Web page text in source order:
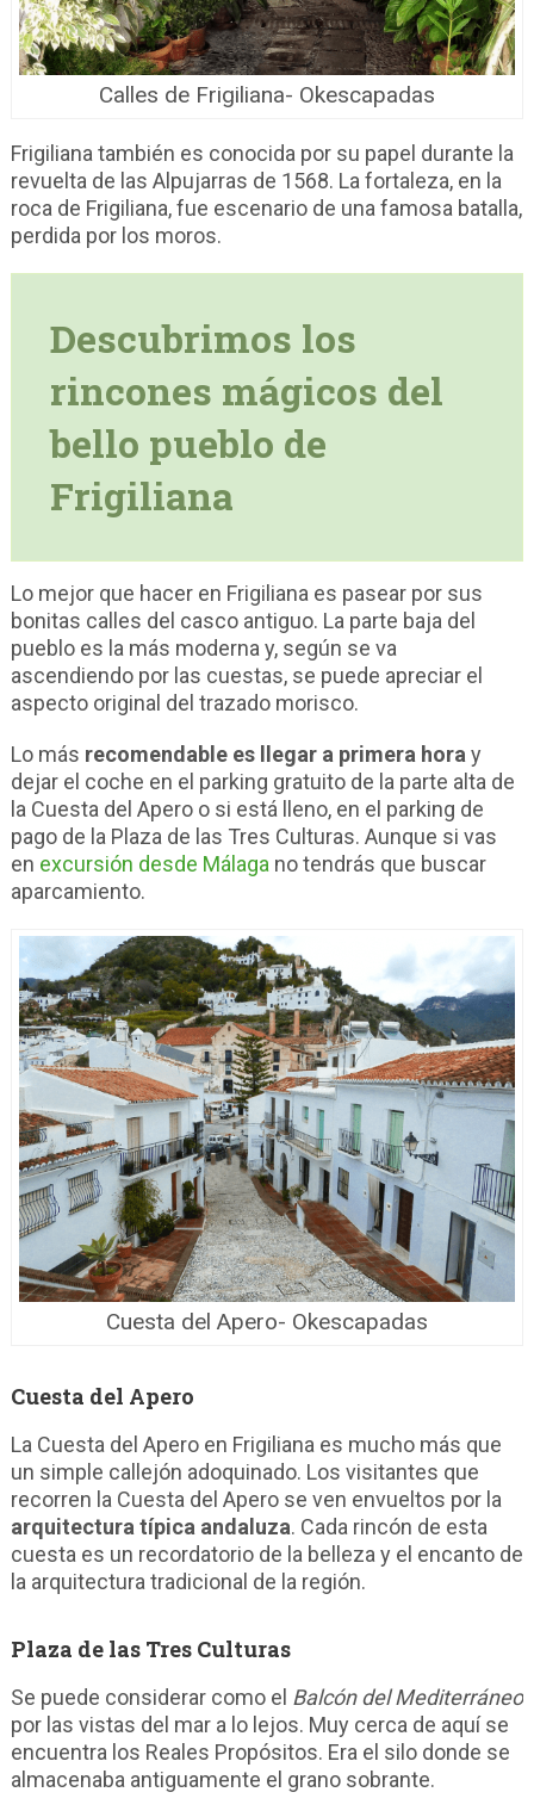
Calles de Frigiliana- Okescapadas
Frigiliana también es conocida por su papel durante la
revuelta de las Alpujarras de 1568. La fortaleza, en la
roca de Frigiliana, fue escenario de una famosa batalla,
perdida por los moros.
Descubrimos los
rincones mágicos del
bello pueblo de
Frigiliana
Lo mejor que hacer en Frigiliana es pasear por sus
bonitas calles del casco antiguo. La parte baja del
pueblo es la más moderna y, según se va
ascendiendo por las cuestas, se puede apreciar el
aspecto original del trazado morisco.
Lo más recomendable es llegar a primera horay
dejar el coche en el parking gratuito de la parte alta de
la Cuesta del Apero o si está lleno, en el parking de
pago de la Plaza de las Tres Culturas. Aunque si vas
en excursión desde Málagano tendrás que buscar
aparcamiento.
Cuesta del Apero- Okescapadas
Cuesta del Apero
La Cuesta del Apero en Frigiliana es mucho más que
un simple callejón adoquinado. Los visitantes que
recorren la Cuesta del Apero se ven envueltos por la
arquitectura típica andaluza. Cada rincón de esta
cuesta es un recordatorio de la belleza y el encanto de
la arquitectura tradicional de la región.
Plaza de las Tres Culturas
Se puede considerar como el Balcón del Mediterráneo
por las vistas del mar a lo lejos. Muy cerca de aquí se
encuentra los Reales Propósitos. Era el silo donde se
almacenaba antiguamente el grano sobrante.